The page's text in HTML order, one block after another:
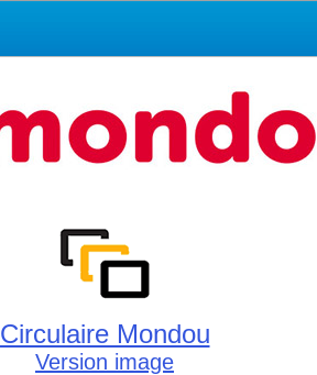
Circulaire Mondou
Version image